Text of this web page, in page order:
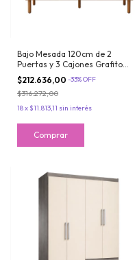
Bajo Mesada 120cm de 2
Puertas y 3 Cajones Grafito
Teca Maximo SIN BACHA
$212.636,00 -33%OFF
$316.272,00
18x $11.813,11 sin interés